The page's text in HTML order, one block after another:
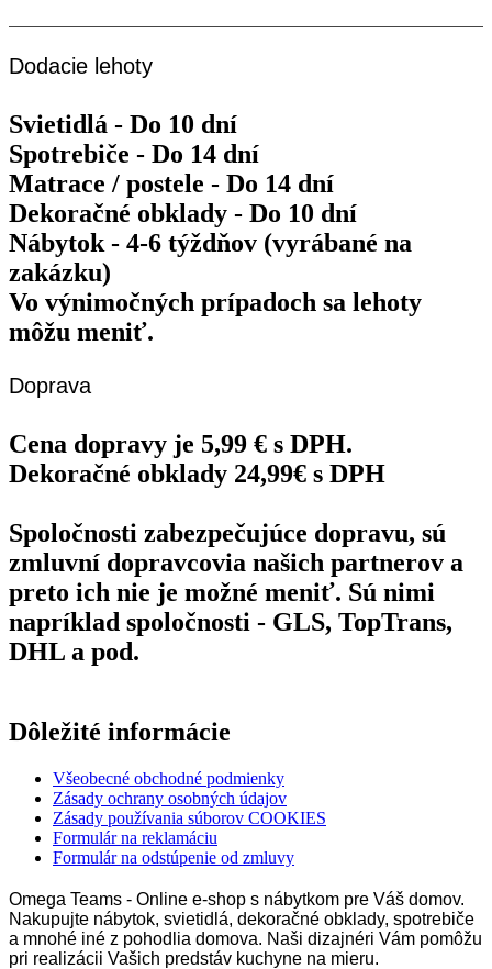
Dodacie lehoty
Svietidlá - Do 10 dní
Spotrebiče - Do 14 dní
Matrace / postele - Do 14 dní
Dekoračné obklady - Do 10 dní
Nábytok - 4-6 týždňov (vyrábané na
zakázku)
Vo výnimočných prípadoch sa lehoty
môžu meniť.
Doprava
Cena dopravy je 5,99 € s DPH.
Dekoračné obklady 24,99€ s DPH
Spoločnosti zabezpečujúce dopravu, sú
zmluvní dopravcovia našich partnerov a
preto ich nie je možné meniť. Sú nimi
napríklad spoločnosti - GLS, TopTrans,
DHL a pod.
Dôležité informácie
Všeobecné obchodné podmienky
Zásady ochrany osobných údajov
Zásady používania súborov COOKIES
Formulár na reklamáciu
Formulár na odstúpenie od zmluvy
Omega Teams - Online e-shop s nábytkom pre Váš domov.
Nakupujte nábytok, svietidlá, dekoračné obklady, spotrebiče
a mnohé iné z pohodlia domova. Naši dizajnéri Vám pomôžu
pri realizácii Vašich predstáv kuchyne na mieru.